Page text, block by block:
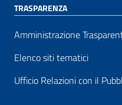
TRASPARENZA
Amministrazione
Elenco siti tematici
Ufficio Relazioni con il